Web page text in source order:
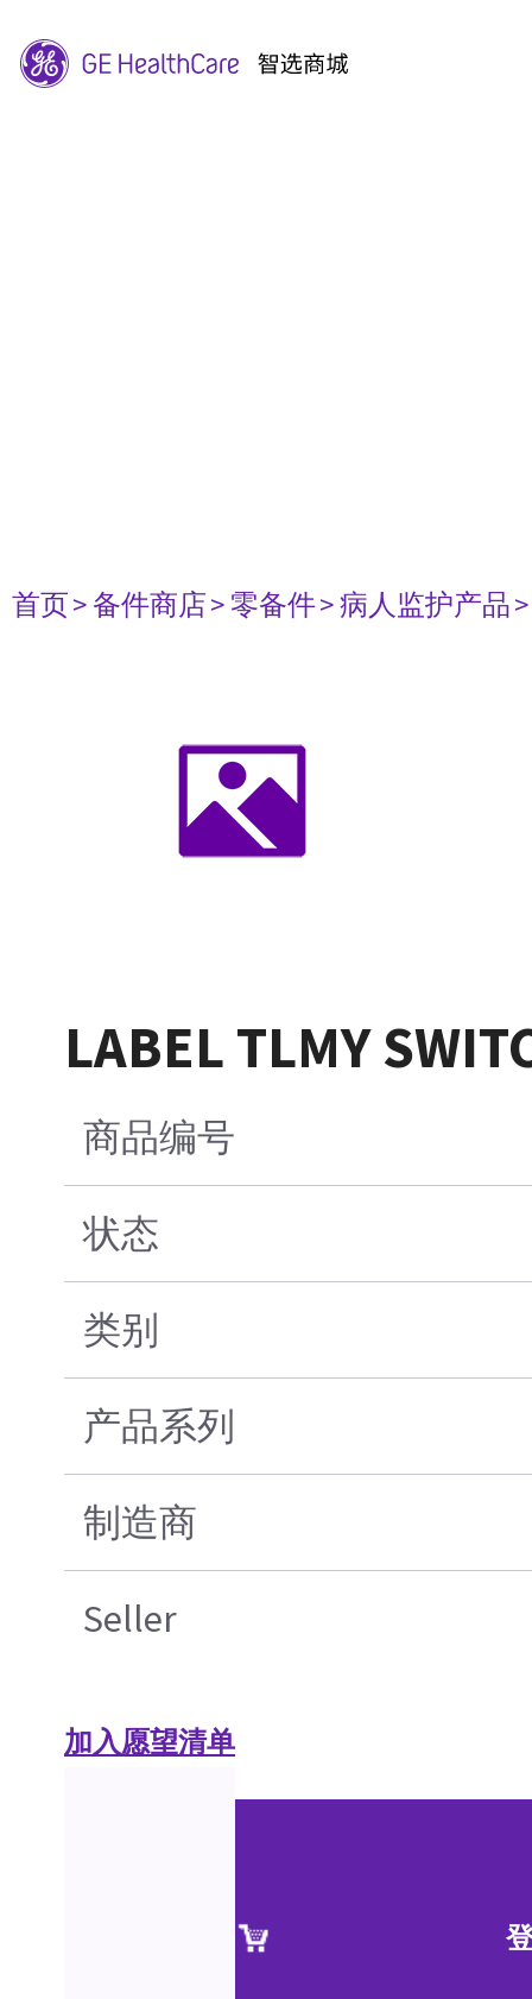
首页> 备件商店> 零备件> 病人监护产品
LABEL TLMY
商品编号
状态
类别
产品系列
制造商
Seller
加入愿望清单